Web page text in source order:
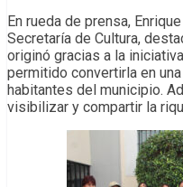
En rueda de prensa,
Secretaría de Cultura,
originó gracias a la
permitido convertirla en
habitantes del municipio.
visibilizar y compartir la